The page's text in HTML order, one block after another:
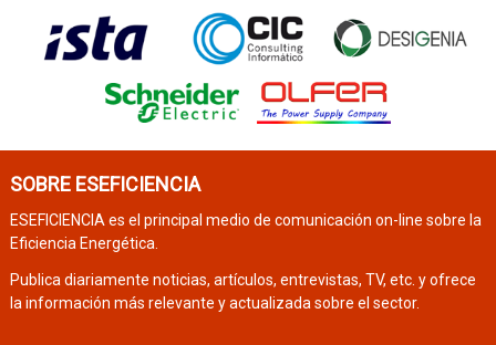
SOBRE ESEFICIENCIA
ESEFICIENCIA es el principal medio de comunicación on-line sobre la
Eficiencia Energética.
Publica diariamente noticias, artículos, entrevistas, TV, etc. y ofrece
la información más relevante y actualizada sobre el sector.